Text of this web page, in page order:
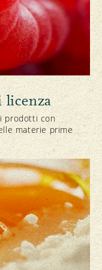
licenza
prodotti con
materie prime